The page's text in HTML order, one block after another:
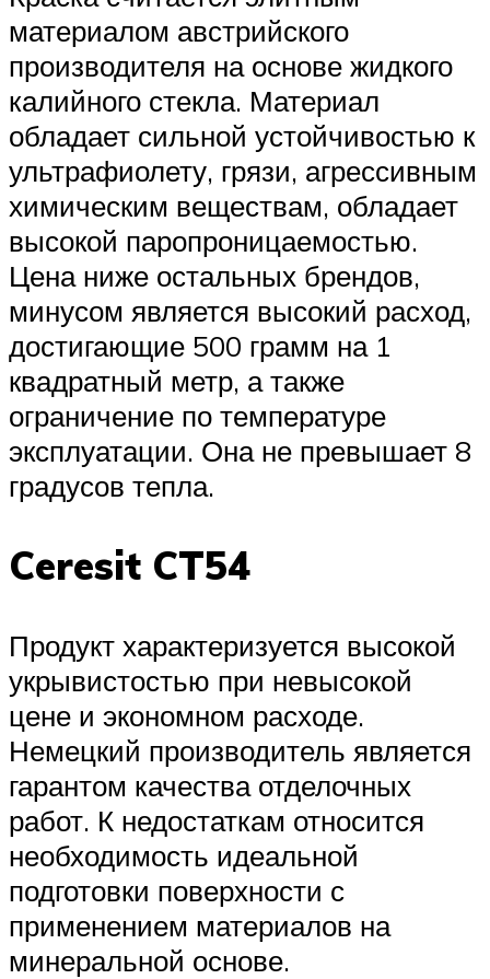
материалом австрийского
производителя на основе жидкого
калийного стекла. Материал
обладает сильной устойчивостью к
ультрафиолету, грязи, агрессивным
химическим веществам, обладает
высокой паропроницаемостью.
Цена ниже остальных брендов,
минусом является высокий расход,
достигающие 500 грамм на 1
квадратный метр, а также
ограничение по температуре
эксплуатации. Она не превышает 8
градусов тепла.
Ceresit CT54
Продукт характеризуется высокой
укрывистостью при невысокой
цене и экономном расходе.
Немецкий производитель является
гарантом качества отделочных
работ. К недостаткам относится
необходимость идеальной
подготовки поверхности с
применением материалов на
минеральной основе.